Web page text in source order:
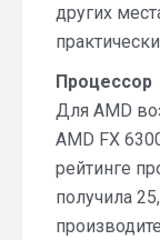
других
Процессор
Для AMD
AMD FX
рейтинге
получила